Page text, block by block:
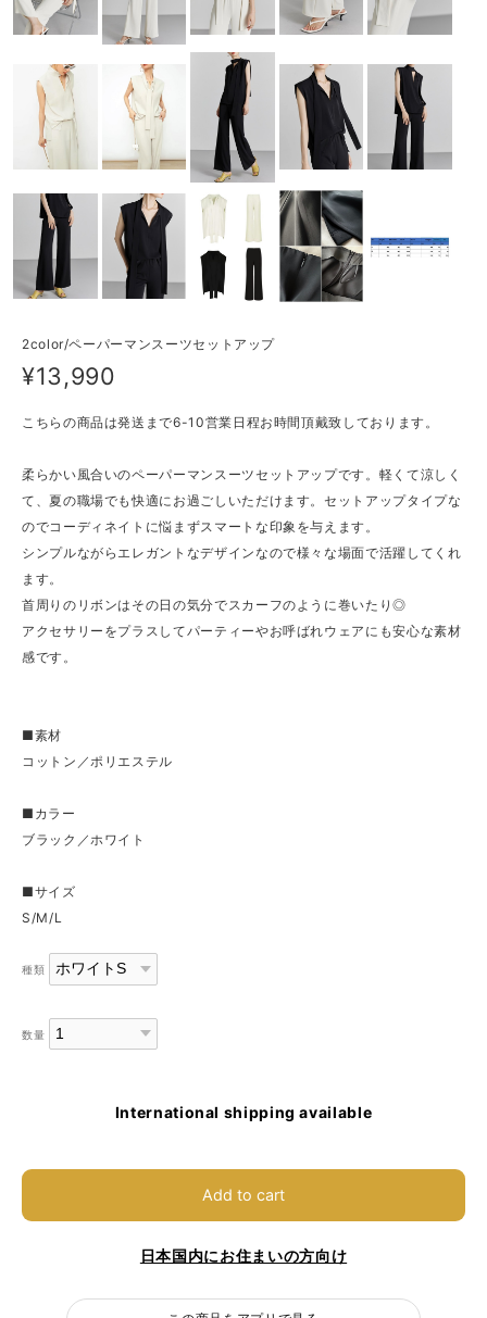
2color/ペーパーマンスーツセットアップ
¥13,990
こちらの商品は発送まで6-10営業日程お時間頂戴致しております。
柔らかい風合いのペーパーマンスーツセットアップです。軽くて涼しく
て、夏の職場でも快適にお過ごしいただけます。セットアップタイプな
のでコーディネイトに悩まずスマートな印象を与えます。
シンプルながらエレガントなデザインなので様々な場面で活躍してくれ
ます。
首周りのリボンはその日の気分でスカーフのように巻いたり◎
アクセサリーをプラスしてパーティーやお呼ばれウェアにも安心な素材
感です。
■素材
コットン／ポリエステル
■カラー
ブラック／ホワイト
■サイズ
S/M/L
種類
数量
International shipping available
Add to cart
日本国内にお住まいの方向け